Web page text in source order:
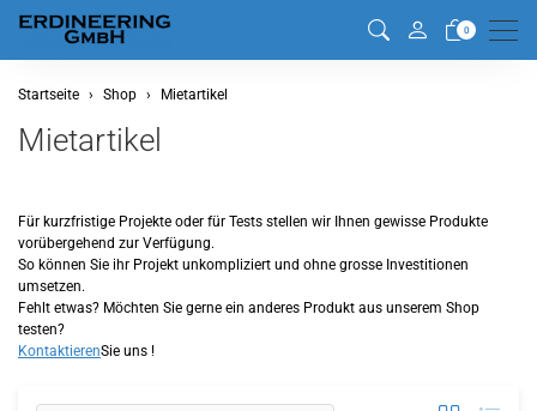
0 Menu
Startseite Shop Mietartikel
Mietartikel
Für kurzfristige Projekte oder für Tests stellen wir Ihnen gewisse Produkte
vorübergehend zur Verfügung.
So können Sie ihr Projekt unkompliziert und ohne grosse Investitionen
umsetzen.
Fehlt etwas? Möchten Sie gerne ein anderes Produkt aus unserem Shop
testen?
KontaktierenSie uns !